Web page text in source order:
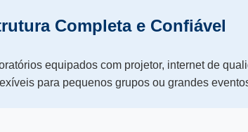
Completa e Confiável
equipados com projetor, internet de
para pequenos grupos ou grandes